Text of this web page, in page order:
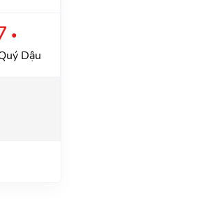
●
Dậu